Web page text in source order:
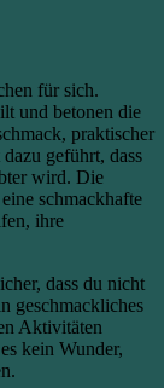
für sich.
und betonen die
praktischer
geführt, dass
wird. Die
schmackhafte
ihre
dass du nicht
geschmackliches
Aktivitäten
kein Wunder,